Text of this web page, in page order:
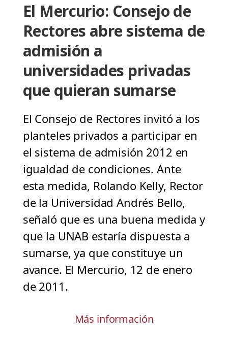
El Mercurio: Consejo de
Rectores abre sistema de
admisión a
universidades privadas
que quieran sumarse
El Consejo de Rectores invitó a los
planteles privados a participar en
el sistema de admisión 2012 en
igualdad de condiciones. Ante
esta medida, Rolando Kelly, Rector
de la Universidad Andrés Bello,
señaló que es una buena medida y
que la UNAB estaría dispuesta a
sumarse, ya que constituye un
avance. El Mercurio, 12 de enero
de 2011.
Más información